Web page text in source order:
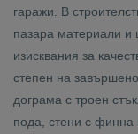
гаражи. В
пазара материали и
изисквания за
степен на
дограма с троен
пода, стени с финна